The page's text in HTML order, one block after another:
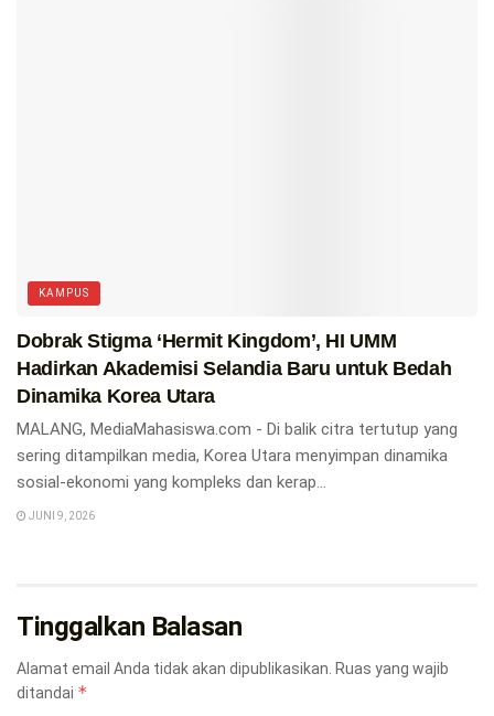
KAMPUS
Dobrak Stigma ‘Hermit Kingdom’, HI UMM
Hadirkan Akademisi Selandia Baru untuk Bedah
Dinamika Korea Utara
MALANG, MediaMahasiswa.com - Di balik citra tertutup yang
sering ditampilkan media, Korea Utara menyimpan dinamika
sosial-ekonomi yang kompleks dan kerap...
JUNI 9, 2026
Tinggalkan Balasan
Alamat email Anda tidak akan dipublikasikan. Ruas yang wajib
ditandai *